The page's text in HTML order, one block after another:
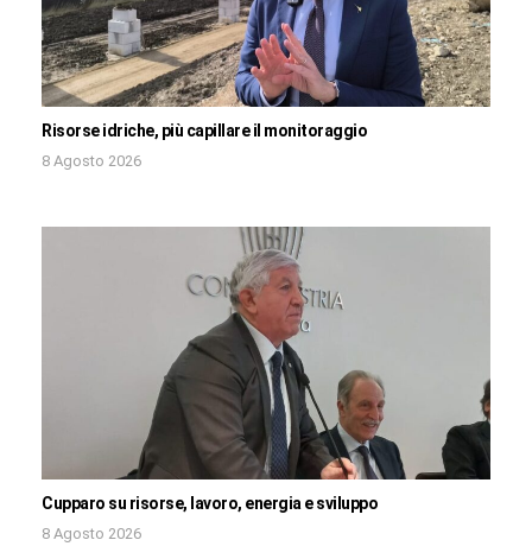
Risorse idriche, più capillare il monitoraggio
8 Agosto 2026
Cupparo su risorse, lavoro, energia e sviluppo
8 Agosto 2026